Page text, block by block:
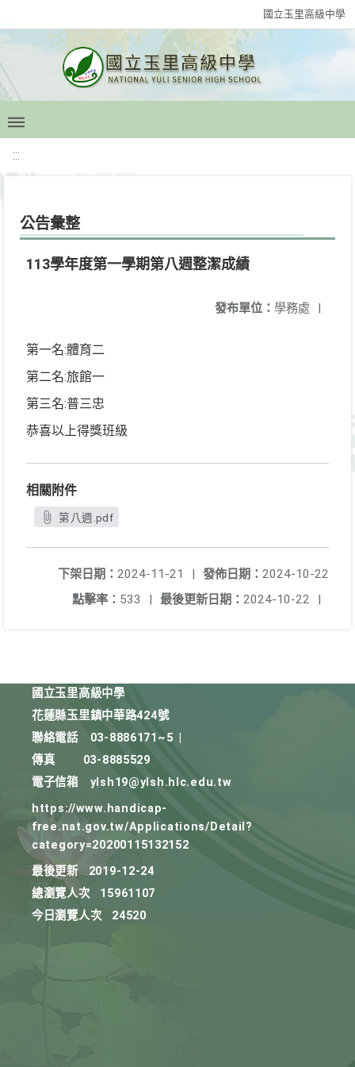
國立玉里高級中學
:::
公告彙整
113學年度第一學期第八週整潔成績
發布單位： 學務處 |
第一名:體育二
第二名:旅館一
第三名:普三忠
恭喜以上得獎班級
相關附件
第八週.pdf
發佈日期： 2024-10-22
下架日期： 2024-11-21
|
最後更新日期： 2024-10-22 |
點擊率： 533 |
國立玉里高級中學
花蓮縣玉里鎮中華路424號
聯絡電話
03-8886171~5
傳真
03-8885529
電子信箱
ylsh19@ylsh.hlc.edu.tw
https://www.handicap-
free.nat.gov.tw/Applications/Detail?
category=20200115132152
最後更新
2019-12-24
總瀏覽人次
15961107
今日瀏覽人次
24520